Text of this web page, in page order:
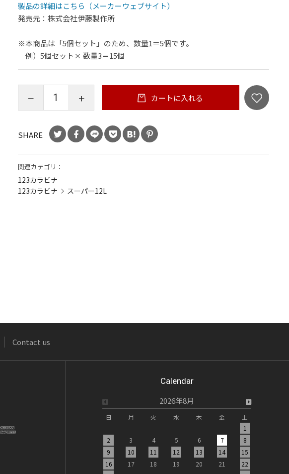
製品の詳細はこちら（メーカーウェブサイト）
発売元：株式会社伊藤製作所
※本商品は「5個セット」のため、数量1＝5個です。
例）5個セット× 数量3＝15個
カートに入れる
SHARE
関連カテゴリ：
123カラビナ
123カラビナ
スーパー12L
Contact us
Calendar
2026年8月
日 月 火 水 木 金
土
1
2
3 4 5 6 7
8
9
10 11 12 13 14
15
16
17 18 19 20 21
22